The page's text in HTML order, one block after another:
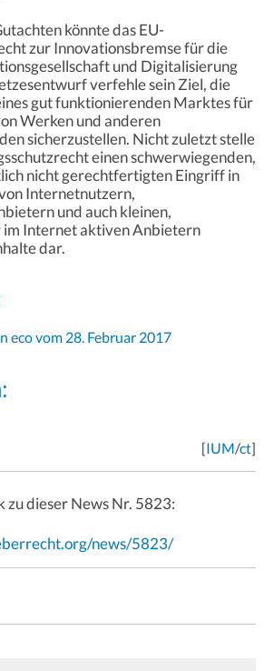
könnte das EU-
zur Innovationsbremse für die
und Digitalisierung
verfehle sein Ziel, die
gut funktionierenden Marktes für
Werken und anderen
sicherzustellen. Nicht zuletzt stelle
einen schwerwiegenden,
nicht gerechtfertigten Eingriff in
Internetnutzern,
und auch kleinen,
im Internet aktiven Anbietern
dar.
eco vom 28. Februar 2017
[IUM/ct]
zu dieser News Nr. 5823:
news/5823/